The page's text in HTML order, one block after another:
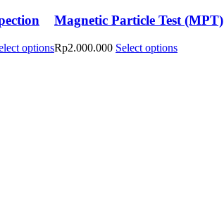
options
Magnetic Particle Test (MPT)
Rp2.000.000 Select options